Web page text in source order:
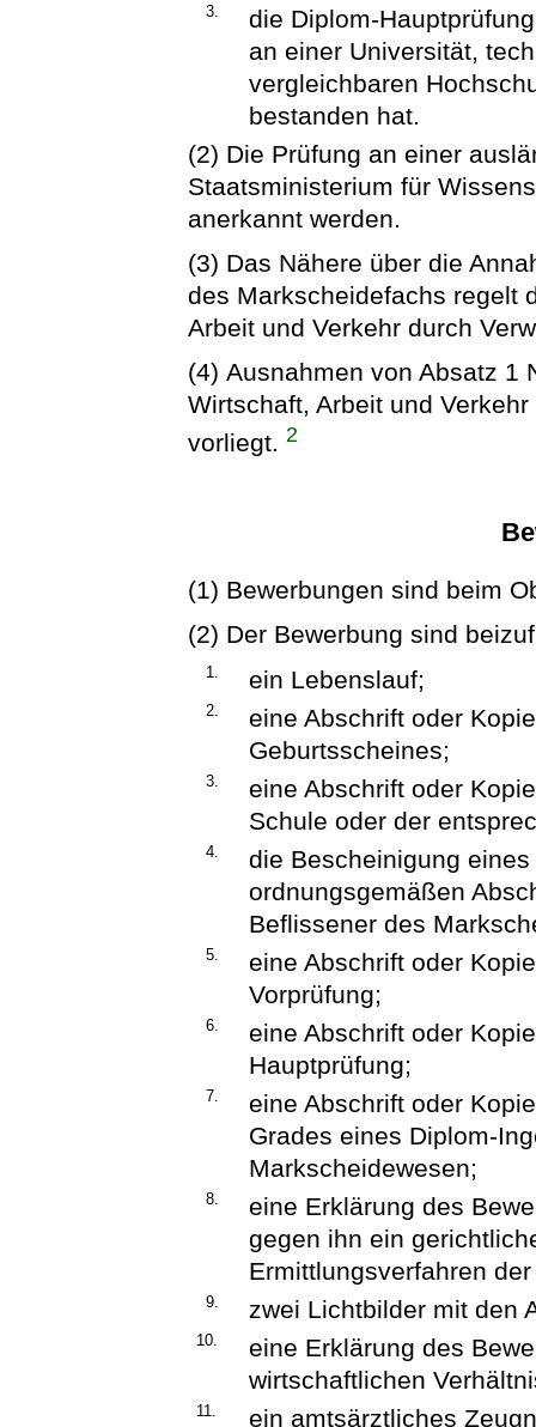
3.
die Diplom-
an einer Universität,
vergleichbaren
bestanden hat.
(2) Die Prüfung an einer
Staatsministerium für
anerkannt werden.
(3) Das Nähere über die
des Markscheidefachs regelt
Arbeit und Verkehr durch
(4) Ausnahmen von Absatz 1
Wirtschaft, Arbeit und
vorliegt.2
(1) Bewerbungen sind beim
(2) Der Bewerbung sind
1. ein Lebenslauf;
2.
eine Abschrift oder
Geburtsscheines;
3.
eine Abschrift oder
Schule oder der
4.
die Bescheinigung
ordnungsgemäßen
Beflissener des
5.
eine Abschrift oder
Vorprüfung;
6.
eine Abschrift oder
Hauptprüfung;
7.
eine Abschrift oder
Grades eines Diplom-
Markscheidewesen;
8.
eine Erklärung des
gegen ihn ein
Ermittlungsverfahren
9. zwei Lichtbilder mit den
10.
eine Erklärung des
wirtschaftlichen
11. ein amtsärztliches